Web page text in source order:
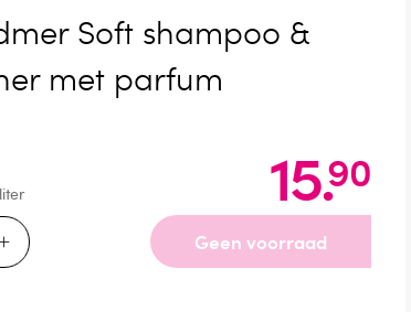
Soft shampoo &
met parfum
15.90
Geen voorraad